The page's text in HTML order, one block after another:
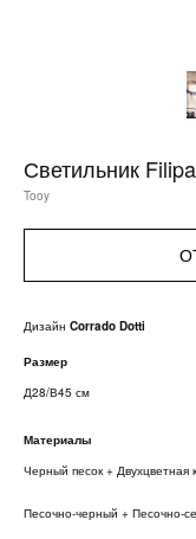
Светильник
Tooy
Дизайн Corrado Dotti
Размер
Д28/В45 см
Материалы
Черный песок + Двухцветная
Песочно-черный + Песочно-